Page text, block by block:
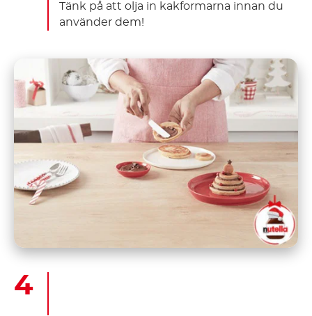
Tänk på att olja in kakformarna innan du
använder dem!